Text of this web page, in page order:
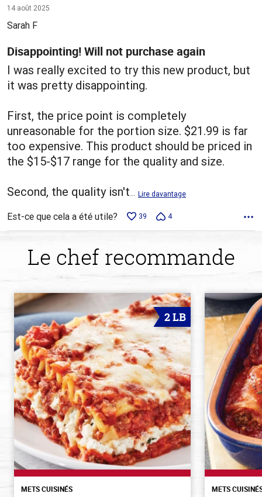
2 sur
5
14 août 2025
Sarah F
Disappointing! Will not purchase again
I was really excited to try this new product, but
it was pretty disappointing.
First, the price point is completely
unreasonable for the portion size. $21.99 is far
too expensive. This product should be priced in
the $15-$17 range for the quality and size.
Second, the quality isn't… Lire davantage
Est-ce que cela a été utile? 39 4
Le chef recommande
2 LB
METS CUISINÉS METS